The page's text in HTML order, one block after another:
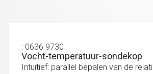
: 0636 9730
Vocht-temperatuur-sondekop
Intuïtief: parallel bepalen van de